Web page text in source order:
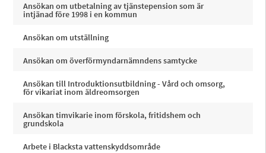
Ansökan om utbetalning av tjänstepension som är
intjänad före 1998 i en kommun
Ansökan om utställning
Ansökan om överförmyndarnämndens samtycke
Ansökan till Introduktionsutbildning - Vård och omsorg,
för vikariat inom äldreomsorgen
Ansökan timvikarie inom förskola, fritidshem och
grundskola
Arbete i Blacksta vattenskyddsområde